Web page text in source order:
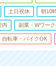
土日祝休 朝10
内 副業・Wワー
自転車・バイクOK